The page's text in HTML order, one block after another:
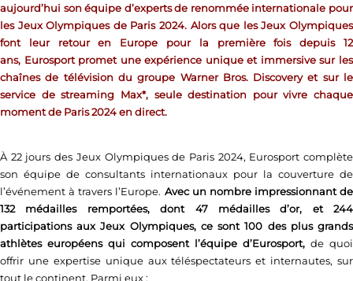
aujourd’hui son équipe d’experts de renommée internationale pour
les Jeux Olympiques de Paris 2024. Alors que les Jeux Olympiques
font leur retour en Europe pour la première fois depuis 12
ans, Eurosport promet une expérience unique et immersive sur les
chaînes de télévision du groupe Warner Bros. Discovery et sur le
service de streaming Max*, seule destination pour vivre chaque
moment de Paris 2024 en direct.
À 22 jours des Jeux Olympiques de Paris 2024, Eurosport complète
son équipe de consultants internationaux pour la couverture de
l’événement à travers l’Europe. Avec un nombre impressionnant de
132 médailles remportées, dont 47 médailles d’or, et 244
participations aux Jeux Olympiques, ce sont 100 des plus grands
athlètes européens qui composent l’équipe d’Eurosport, de quoi
offrir une expertise unique aux téléspectateurs et internautes, sur
tout le continent. Parmi eux :